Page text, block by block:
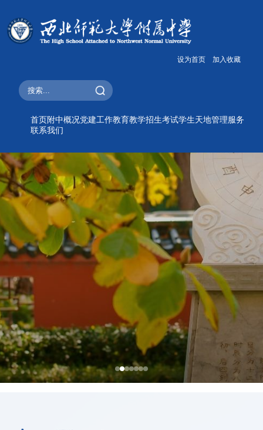
设为首页 加入收藏
首页 附中概况党建工作教育教学招生考试学生天地管理服务
联系我们